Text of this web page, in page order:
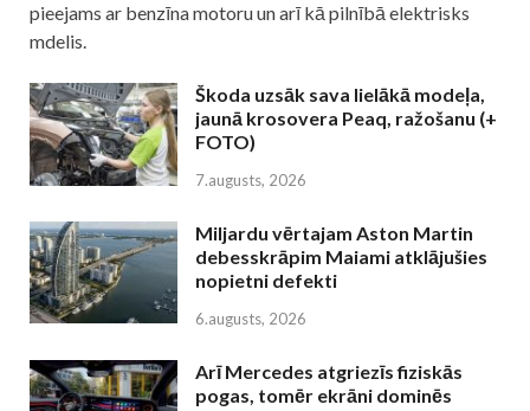
pieejams ar benzīna motoru un arī kā pilnībā elektrisks
mdelis.
Škoda uzsāk sava lielākā modeļa,
jaunā krosovera Peaq, ražošanu (+
FOTO)
7.augusts, 2026
Miljardu vērtajam Aston Martin
debesskrāpim Maiami atklājušies
nopietni defekti
6.augusts, 2026
Arī Mercedes atgriezīs fiziskās
pogas, tomēr ekrāni dominēs